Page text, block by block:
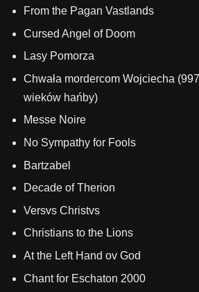
From the Pagan Vastlands
Cursed Angel of Doom
Lasy Pomorza
Chwała mordercom Wojciecha
wieków hańby)
Messe Noire
No Sympathy for Fools
Bartzabel
Decade of Therion
Versvs Christvs
Christians to the Lions
At the Left Hand ov God
Chant for Eschaton 2000